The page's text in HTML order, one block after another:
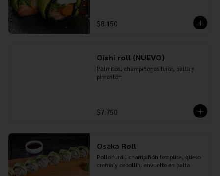
$8.150
Oishi roll (NUEVO)
Palmitos, champiñones furai, palta y
pimentón
$7.750
Osaka Roll
Pollo furai, champiñón tempura, queso
crema y cebollín, envuelto en palta